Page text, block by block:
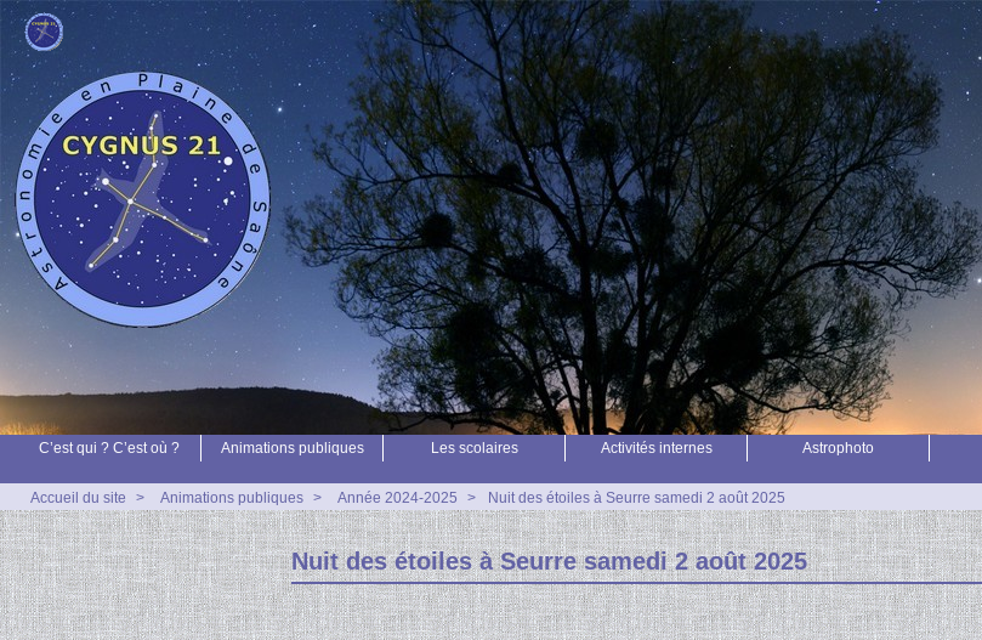
C’est qui ? C’est où ? Animations publiques Les scolaires Activités internes Astrophoto
Accueil du site > Animations publiques > Année 2024-2025 > Nuit des étoiles à Seurre samedi 2 août 2025
Nuit des étoiles à Seurre samedi 2 août 2025